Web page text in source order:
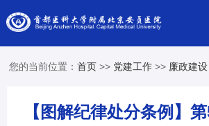
您的当前位置：首页 >> 党建工作 >> 廉政建设
【图解纪律处分条例】